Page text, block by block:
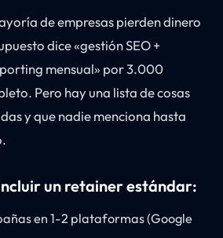
de empresas pierden dinero
dice «gestión SEO +
mensual» por 3.000
Pero hay una lista de cosas
y que nadie menciona hasta
un retainer estándar:
en 1-2 plataformas (Google